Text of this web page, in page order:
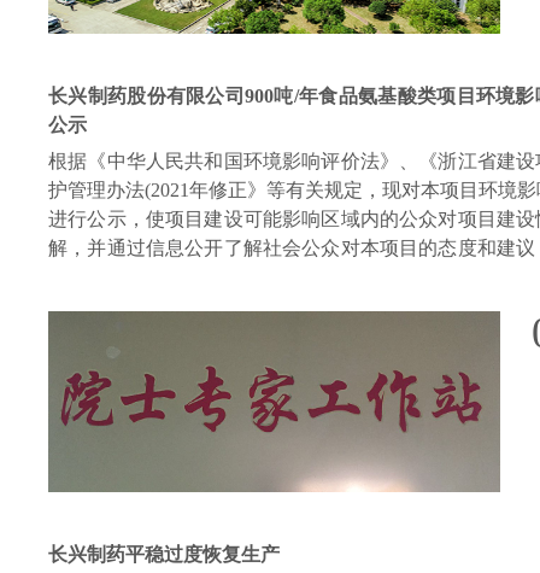
长兴制药股份有限公司900吨/年食品氨基酸类项目环境
公示
根据《中华人民共和国环境影响评价法》、《浙江省建
护管理办法(2021年修正》等有关规定，现对本项目环境
进行公示，使项目建设可能影响区域内的公众对项目建
解，并通过信息公开了解社会公众对本项目的态度和建
长兴制药平稳过度恢复生产